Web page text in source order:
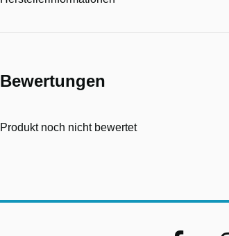
Bewertungen
Produkt noch nicht bewertet